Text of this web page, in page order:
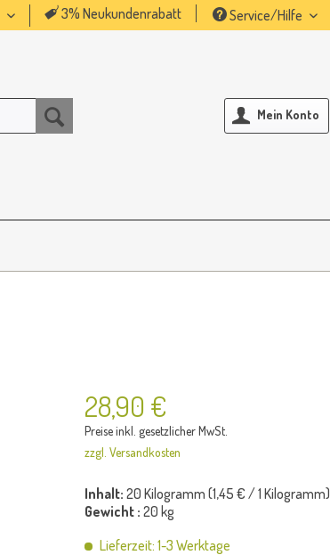
3% Neukundenrabatt Service/Hilfe
Mein Konto
28,90 €
Preise inkl. gesetzlicher MwSt.
zzgl. Versandkosten
Inhalt: 20 Kilogramm (1,45 € / 1 Kilogramm)
Gewicht : 20 kg
Lieferzeit: 1-3 Werktage